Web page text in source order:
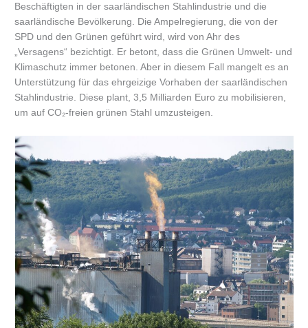
Beschäftigten in der saarländischen Stahlindustrie und die
saarländische Bevölkerung. Die Ampelregierung, die von der
SPD und den Grünen geführt wird, wird von Ahr des
„Versagens“ bezichtigt. Er betont, dass die Grünen Umwelt- und
Klimaschutz immer betonen. Aber in diesem Fall mangelt es an
Unterstützung für das ehrgeizige Vorhaben der saarländischen
Stahlindustrie. Diese plant, 3,5 Milliarden Euro zu mobilisieren,
um auf CO₂-freien grünen Stahl umzusteigen.